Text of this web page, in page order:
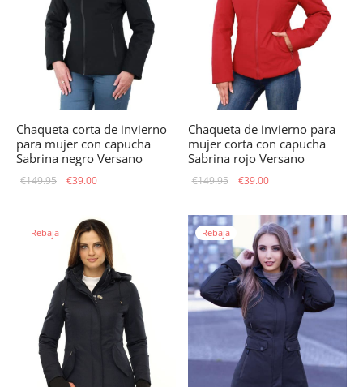
Chaqueta corta de invierno
para mujer con capucha
Sabrina negro Versano
€149.95
El precio
era:
€149.95.
€39.00
actual
es:
€39.00.
Chaqueta de invierno para
mujer corta con capucha
Sabrina rojo Versano
€149.95
El precio
€149.95.
€39.00
actual
es:
€39.00.
Rebaja Rebaja